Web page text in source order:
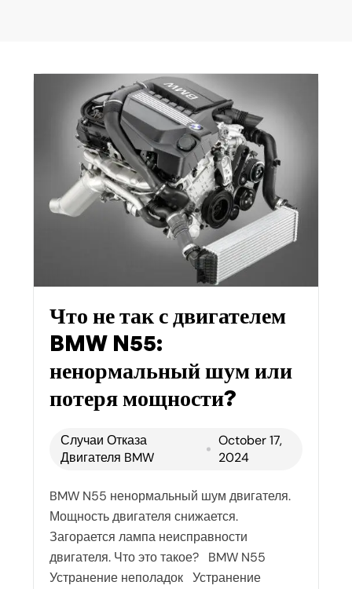
Что не так с двигателем
BMW N55:
ненормальный шум или
потеря мощности?
Случаи Отказа
Двигателя BMW
October 17,
2024
BMW N55 ненормальный шум двигателя.
Мощность двигателя снижается.
Загорается лампа неисправности
двигателя. Что это такое? BMW N55
Устранение неполадок Устранение